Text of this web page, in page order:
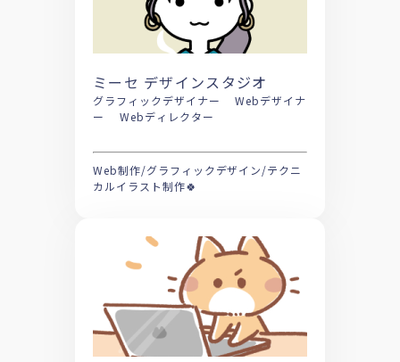
ミーセ デザインスタジオ
グラフィックデザイナー Webデザイナ
ー Webディレクター
Web制作/グラフィックデザイン/テクニ
カルイラスト制作🍀